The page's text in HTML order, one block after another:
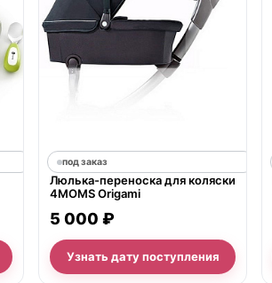
под заказ
Люлька-переноска для коляски
4MOMS Origami
5 000 ₽
Узнать дату поступления